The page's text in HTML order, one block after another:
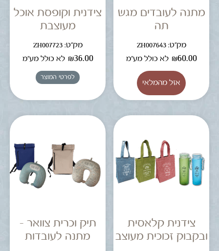
מתנה לעובדים מגש
תה
מק"ט: ZH007643
₪60.00 לא כולל מע"מ
צידנית וקופסת אוכל
מעוצבת
מק"ט: ZH007723
₪36.00 לא כולל מע"מ
לפרטי המוצר
צידנית קלאסית
ובקבוק זכוכית מעוצב
תיק וכרית צוואר –
מתנה לעובדות